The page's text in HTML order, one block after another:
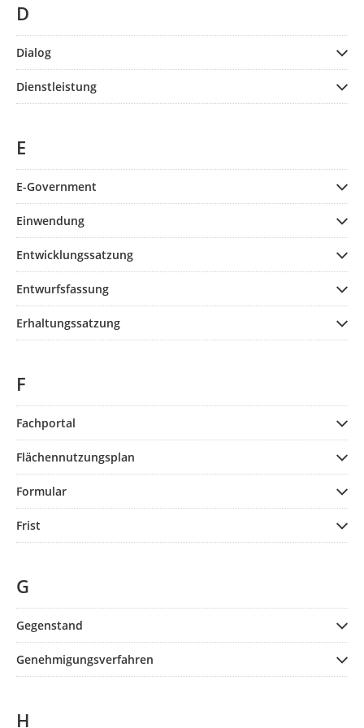
D
Dialog
Dienstleistung
E
E-Government
Einwendung
Entwicklungssatzung
Entwurfsfassung
Erhaltungssatzung
F
Fachportal
Flächennutzungsplan
Formular
Frist
G
Gegenstand
Genehmigungsverfahren
H